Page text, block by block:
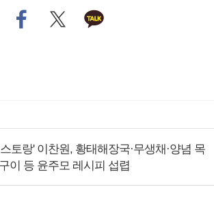
토랑' 이찬원, 황태해장국·무생채·양념 목
이 등 윤주모 레시피 섭렵